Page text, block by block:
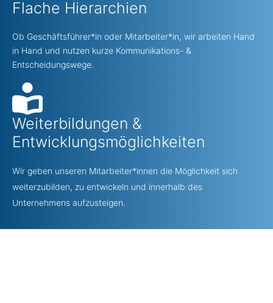
Flache Hierarchien
Ob Geschäftsführer*in oder Mitarbeiter*in, wir arbeiten Hand
in Hand und nutzen kurze Kommunikations- &
Entscheidungswege.
Weiterbildungen &
Entwicklungsmöglichkeiten
Wir geben unseren Mitarbeiter*innen die Möglichkeit sich
weiterzubilden, zu entwickeln und innerhalb des
Unternehmens aufzusteigen.